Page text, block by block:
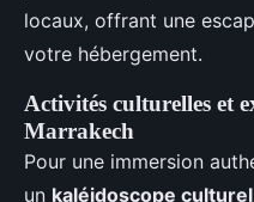
locaux, offrant une
votre hébergement.
Activités culturelles et
Marrakech
Pour une immersion
un kaléidoscope culturel